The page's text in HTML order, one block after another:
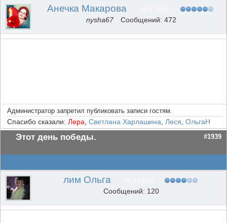
Анечка Макарова
nysha67 Сообщений: 472
Администратор запретил публиковать записи гостям.
Спасибо сказали: Лера Светлана Харлашина Леся ОльгаН
Этот день победы. #1939
лим Ольга
Сообщений: 120